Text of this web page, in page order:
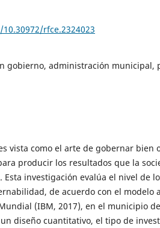
rfce.2324023
gobierno, administración municipal,
vista como el arte de gobernar bien
producir los resultados que la
Esta investigación evalúa el nivel de
de acuerdo con el modelo
(IBM, 2017), en el municipio
diseño cuantitativo, el tipo de